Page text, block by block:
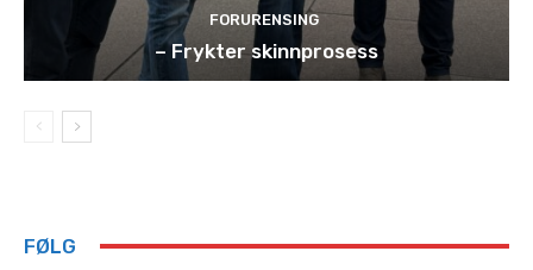
FORURENSING
– Frykter skinnprosess
FØLG